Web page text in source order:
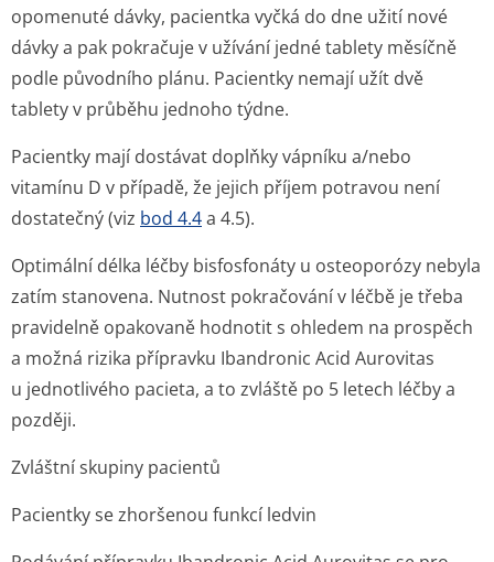
opomenuté dávky, pacientka vyčká do dne užití nové
dávky a pak pokračuje v užívání jedné tablety měsíčně
podle původního plánu. Pacientky nemají užít dvě
tablety v průběhu jednoho týdne.
Pacientky mají dostávat doplňky vápníku a/nebo
vitamínu D v případě, že jejich příjem potravou není
dostatečný (viz bod 4.4a 4.5).
Optimální délka léčby bisfosfonáty u osteoporózy nebyla
zatím stanovena. Nutnost pokračování v léčbě je třeba
pravidelně opakovaně hodnotit s ohledem na prospěch
a možná rizika přípravku Ibandronic Acid Aurovitas
u jednotlivého pacieta, a to zvláště po 5 letech léčby a
později.
Zvláštní skupiny pacientů
Pacientky se zhoršenou funkcí ledvin